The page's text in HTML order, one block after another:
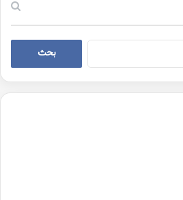
البحث